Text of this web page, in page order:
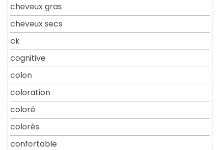
cheveux gras
cheveux secs
ck
cognitive
colon
coloration
coloré
colorés
confortable